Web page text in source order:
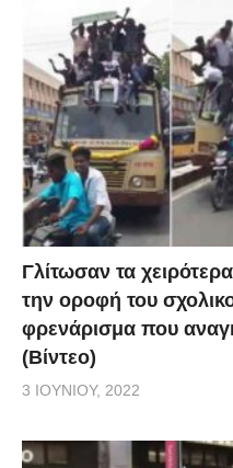
Γλίτωσαν τα
την οροφή του
φρενάρισμα που
(Βίντεο)
3 ΙΟΥΝΊΟΥ, 2022